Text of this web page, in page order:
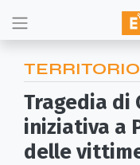
TERRITORIO
Tragedia di
iniziativa a
delle